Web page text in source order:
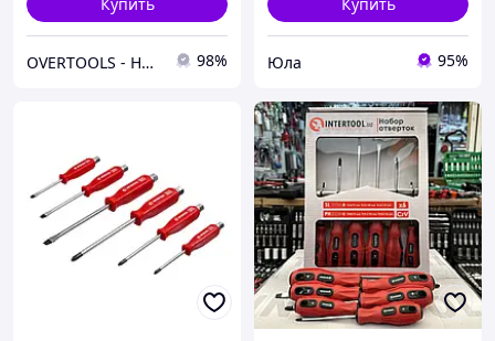
OVERTOOLS - Набори інструментів та автотовари 98% Юла 95%